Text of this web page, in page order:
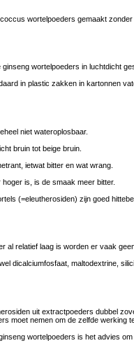
wortelpoeders gemaakt
wortelpoeders in luchtdicht
in plastic zakken in kartonnen
niet wateroplosbaar.
bruin tot beige bruin.
ietwat bitter en wat wrang.
is, is de smaak meer bitter.
(=eleutherosiden) zijn goed
al relatief laag is worden er vaak
dicalciumfosfaat, maltodextrine,
uit extractpoeders dubbel
moet nemen om de zelfde werking
wortelpoeders is het advies